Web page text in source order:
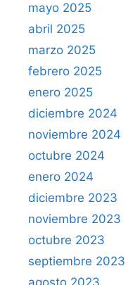
mayo 2025
abril 2025
marzo 2025
febrero 2025
enero 2025
diciembre 2024
noviembre 2024
octubre 2024
enero 2024
diciembre 2023
noviembre 2023
octubre 2023
septiembre 2023
agosto 2023